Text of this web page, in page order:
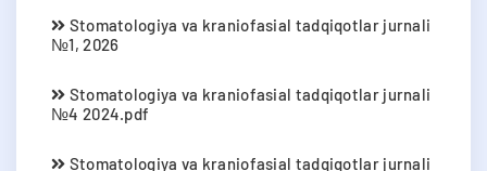
Stomatologiya va kraniofasial tadqiqotlar jurnali
№1, 2026
Stomatologiya va kraniofasial tadqiqotlar jurnali
№4 2024.pdf
Stomatologiya va kraniofasial tadqiqotlar jurnali